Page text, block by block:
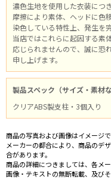
濃色生地を使用した衣装につ
摩擦により素体、ヘッドに色
染色している特性上、発生を
当店ではこれらに起因する素
応じられませんので、誠に恐
申し上げます。
製品スペック（サイズ・素材な
クリアABS製支柱・3個入り
商品の写真および画像はイメージ
メーカーの都合により、商品のデ
合があります。
商品の詳細につきましては、各メ
画像・テキストの無断転載、及び